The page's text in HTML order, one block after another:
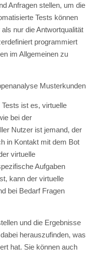
Anfragen stellen, um die
Tests können
nur die Antwortqualität
programmiert
im Allgemeinen zu
ist es, virtuelle
bei der
Nutzer ist jemand, der
in Kontakt mit dem Bot
virtuelle
Aufgaben
kann der virtuelle
bei Bedarf Fragen
und die Ergebnisse
herauszufinden, was
hat. Sie können auch